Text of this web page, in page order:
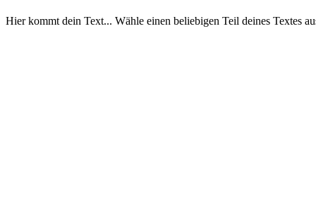
Hier kommt dein Text... Wähle einen beliebigen Teil deines Textes